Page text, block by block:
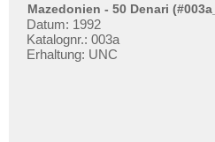
Mazedonien - 50 Denari
Datum: 1992
Katalognr.: 003a
Erhaltung: UNC